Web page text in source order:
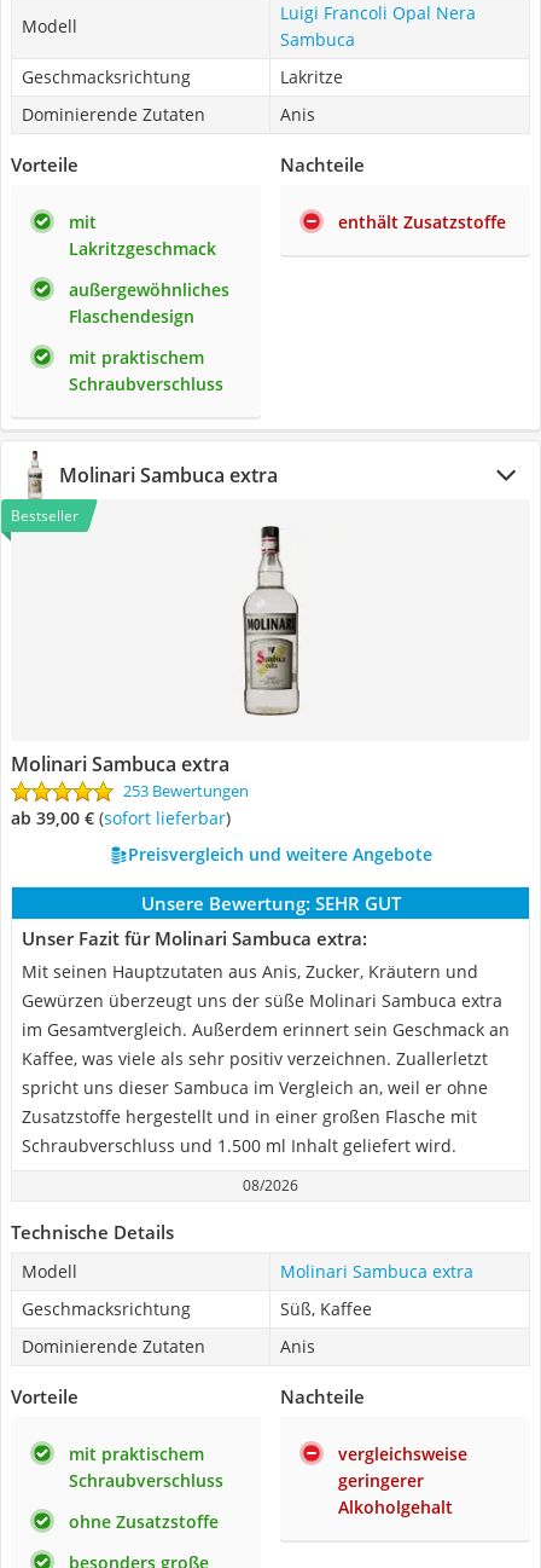
Modell
Luigi Francoli Opal Nera
Sambuca
Geschmacksrichtung
Lakritze
Dominierende Zutaten
Anis
Vorteile
mit
Lakritzgeschmack
außergewöhnliches
Flaschendesign
mit praktischem
Schraubverschluss
Nachteile
enthält Zusatzstoffe
Molinari Sambuca extra
Bestseller
Molinari Sambuca extra
253 Bewertungen
ab 39,00 € ( Sofort lieferbar)
Preisvergleich und weitere Angebote
Unsere Bewertung: SEHR GUT
Unser Fazit für Molinari Sambuca extra:
Mit seinen Hauptzutaten aus Anis, Zucker, Kräutern und
Gewürzen überzeugt uns der süße Molinari Sambuca extra
im Gesamtvergleich. Außerdem erinnert sein Geschmack an
Kaffee, was viele als sehr positiv verzeichnen. Zuallerletzt
spricht uns dieser Sambuca im Vergleich an, weil er ohne
Zusatzstoffe hergestellt und in einer großen Flasche mit
Schraubverschluss und 1.500 ml Inhalt geliefert wird.
08/2026
Technische Details
Modell
Molinari Sambuca extra
Geschmacksrichtung
Süß, Kaffee
Dominierende Zutaten
Anis
Vorteile
mit praktischem
Schraubverschluss
ohne Zusatzstoffe
besonders große
Nachteile
vergleichsweise
geringerer
Alkoholgehalt